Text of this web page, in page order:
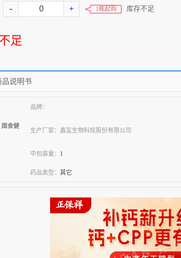
- + 1瓶起购 库存不足
足
品说明书
品牌：
国食健
生产厂家： 鑫玺生物科技股份有限公司
中包装量： 1
药品类型： 其它